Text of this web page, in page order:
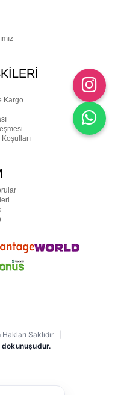
Kargo
Saklıdır
dokunuşudur.